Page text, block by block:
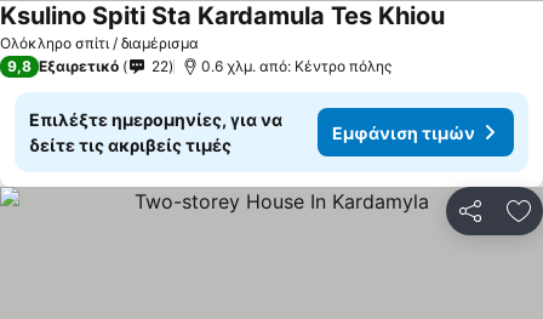
Ολόκληρο σπίτι / διαμέρισμα
Ksulino Spiti Sta Kardamula Tes Khiou
9,8 Εξαιρετικό 22 0.6 χλμ. από: Κέντρο πόλης
Επιλέξτε ημερομηνίες, για να
δείτε τις ακριβείς τιμές
Εμφάνιση τιμών